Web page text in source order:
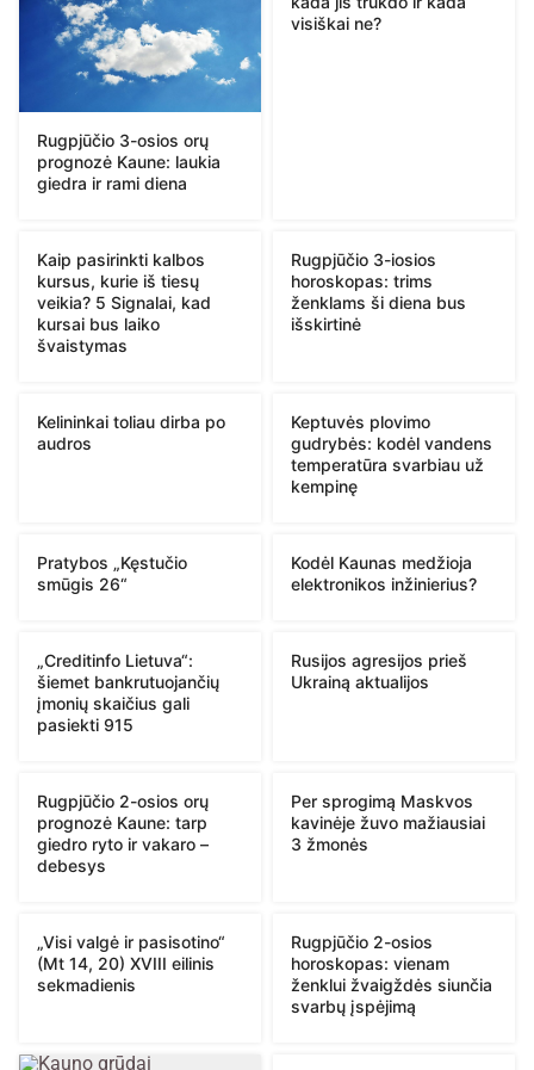
Rugpjūčio 3-osios orų
prognozė Kaune: laukia
giedra ir rami diena
visiškai ne?
Kaip pasirinkti kalbos
kursus, kurie iš tiesų
veikia? 5 Signalai, kad
kursai bus laiko
švaistymas
Rugpjūčio 3-iosios
horoskopas: trims
ženklams ši diena bus
išskirtinė
Kelininkai toliau dirba po
audros
Keptuvės plovimo
gudrybės: kodėl vandens
temperatūra svarbiau už
kempinę
Pratybos „Kęstučio
smūgis 26“
Kodėl Kaunas medžioja
elektronikos inžinierius?
„Creditinfo Lietuva“:
šiemet bankrutuojančių
įmonių skaičius gali
pasiekti 915
Rusijos agresijos prieš
Ukrainą aktualijos
Rugpjūčio 2-osios orų
prognozė Kaune: tarp
giedro ryto ir vakaro –
debesys
Per sprogimą Maskvos
kavinėje žuvo mažiausiai
3 žmonės
„Visi valgė ir pasisotino“
(Mt 14, 20) XVIII eilinis
sekmadienis
Rugpjūčio 2-osios
horoskopas: vienam
ženklui žvaigždės siunčia
svarbų įspėjimą